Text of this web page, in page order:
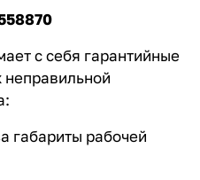
с себя гарантийные
неправильной
габариты рабочей